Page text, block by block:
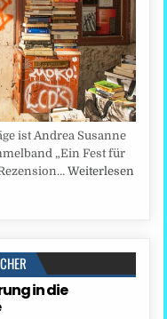
ist Andrea Susanne
„Ein Fest für
Weiterlesen
in die